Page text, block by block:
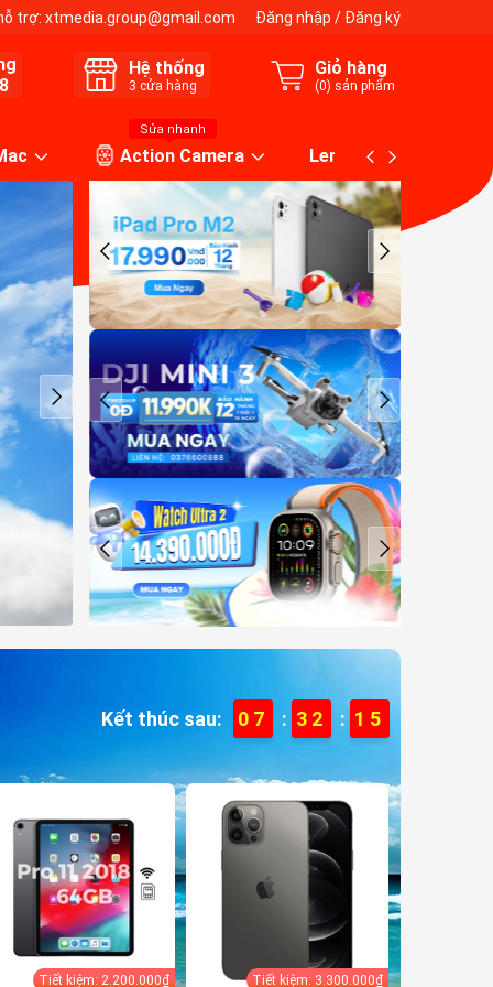
trợ: xtmedia.group@gmail.com Đăng nhập / Đăng ký
Hệ thống
3 cửa hàng
Giỏ hàng
(0) sản phẩm
Sửa nhanh
Action Camera Lens máy ảnh
Kết thúc sau: 07 : 32 : 12
Tiết kiệm: 2.200.000₫ Tiết kiệm: 3.300.000₫